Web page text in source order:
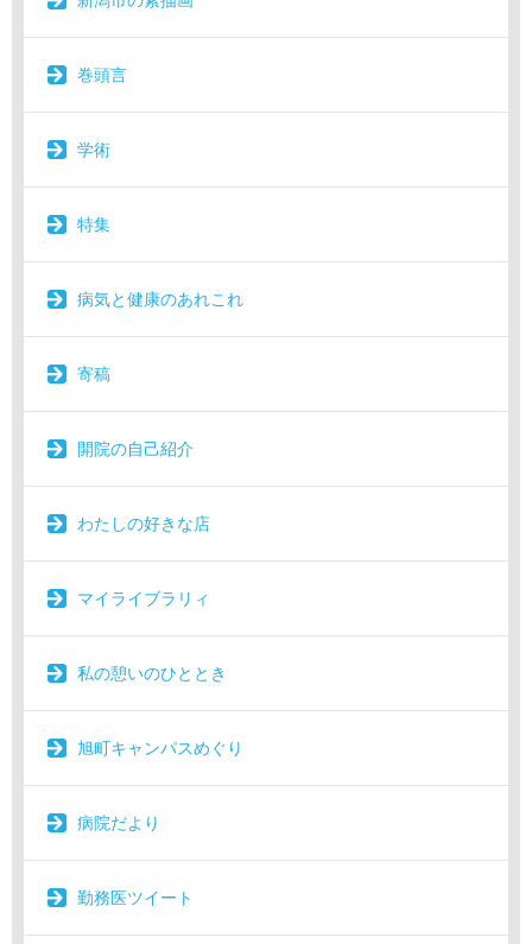
巻頭言
学術
特集
病気と健康のあれこれ
寄稿
開院の自己紹介
わたしの好きな店
マイライブラリィ
私の憩いのひととき
旭町キャンパスめぐり
病院だより
勤務医ツイート